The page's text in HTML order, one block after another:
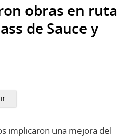
obras en ruta
de Sauce y
implicaron una mejora del